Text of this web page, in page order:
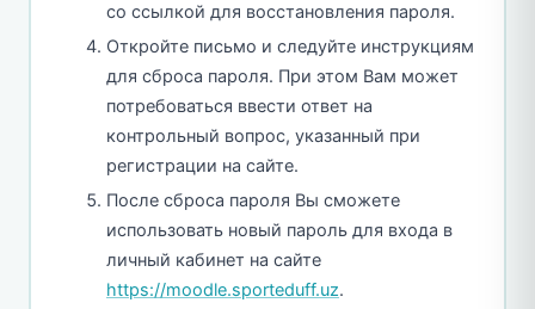
со ссылкой для восстановления пароля.
Откройте письмо и следуйте инструкциям
для сброса пароля. При этом Вам может
потребоваться ввести ответ на
контрольный вопрос, указанный при
регистрации на сайте.
После сброса пароля Вы сможете
использовать новый пароль для входа в
личный кабинет на сайте
https://moodle.sporteduff.uz.